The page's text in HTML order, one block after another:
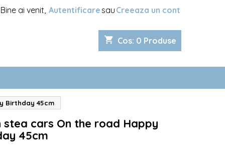
Bine ai venit, Autentificare sau Creeaza un cont
shopping_cart Cos: 0 Produse
Birthday 45cm
stea cars On the road Happy
45cm